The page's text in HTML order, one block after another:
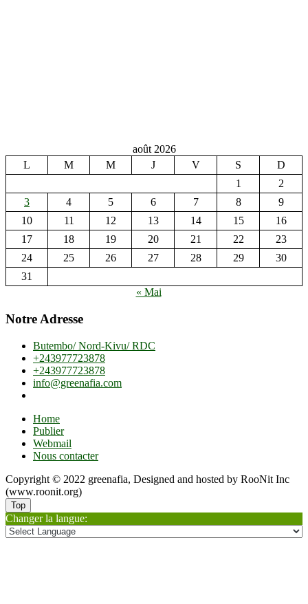
août 2026
L
M M J V S
D
1
2
3
4 5 6 7 8
9
10
11 12 13 14 15
16
17
18 19 20 21 22
23
24
25 26 27 28 29
30
31
« Mai
Notre Adresse
Butembo/ Nord-Kivu/ RDC
+243977723878
+243977723878
info@greenafia.com
Home
Publier
Webmail
Nous contacter
Copyright © 2022 greenafia, Designed and hosted by RooNit Inc
(www.roonit.org)
Top
Changer la langue: